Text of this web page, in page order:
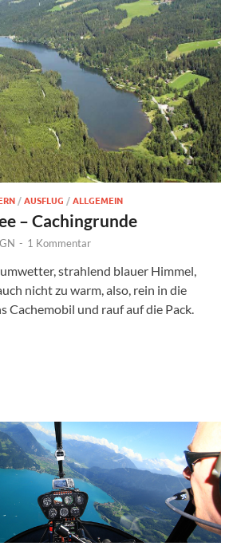
/AUSFLUG /ALLGEMEIN
– Cachingrunde
- 1 Kommentar
strahlend blauer Himmel,
nicht zu warm, also, rein in die
Cachemobil und rauf auf die Pack.